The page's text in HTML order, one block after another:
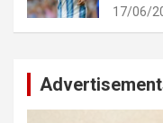
17/06/